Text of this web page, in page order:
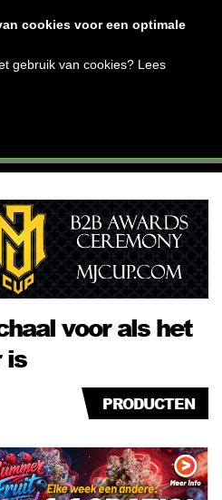
voor als het
is
PRODUCTEN
cookies voor een optimale
gebruik van cookies? Lees